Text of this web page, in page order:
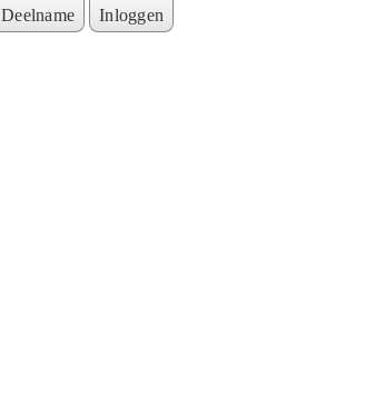
Deelname Inloggen